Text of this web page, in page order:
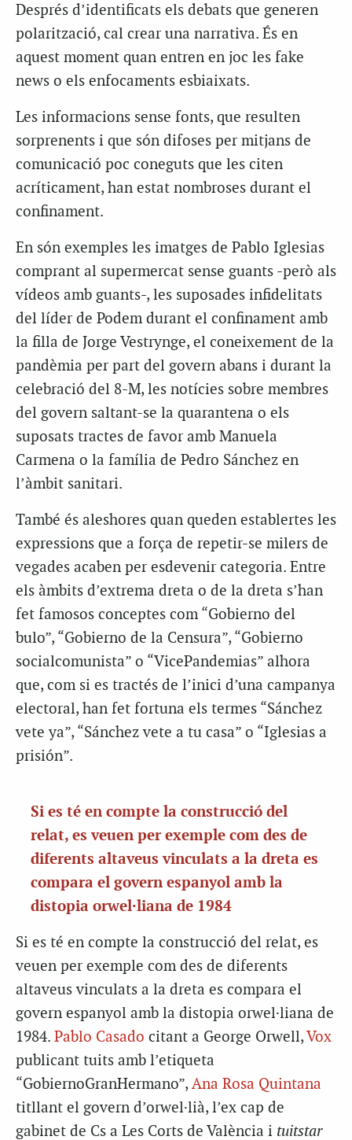
Després d’identificats els debats que generen
polarització, cal crear una narrativa. És en
aquest moment quan entren en joc les fake
news o els enfocaments esbiaixats.
Les informacions sense fonts, que resulten
sorprenents i que són difoses per mitjans de
comunicació poc coneguts que les citen
acríticament, han estat nombroses durant el
confinament.
En són exemples les imatges de Pablo Iglesias
comprant al supermercat sense guants -però als
vídeos amb guants-, les suposades infidelitats
del líder de Podem durant el confinament amb
la filla de Jorge Vestrynge, el coneixement de la
pandèmia per part del govern abans i durant la
celebració del 8-M, les notícies sobre membres
del govern saltant-se la quarantena o els
suposats tractes de favor amb Manuela
Carmena o la família de Pedro Sánchez en
l’àmbit sanitari.
També és aleshores quan queden establertes les
expressions que a força de repetir-se milers de
vegades acaben per esdevenir categoria. Entre
els àmbits d’extrema dreta o de la dreta s’han
fet famosos conceptes com “Gobierno del
bulo”, “Gobierno de la Censura”, “Gobierno
socialcomunista” o “VicePandemias” alhora
que, com si es tractés de l’inici d’una campanya
electoral, han fet fortuna els termes “Sánchez
vete ya”, “Sánchez vete a tu casa” o “Iglesias a
prisión”.
Si es té en compte la construcció del
relat, es veuen per exemple com des de
diferents altaveus vinculats a la dreta es
compara el govern espanyol amb la
distopia orwel·liana de 1984
Si es té en compte la construcció del relat, es
veuen per exemple com des de diferents
altaveus vinculats a la dreta es compara el
govern espanyol amb la distopia orwel·liana de
1984. Pablo Casado citant a George Orwell,Vox
publicant tuits amb l’etiqueta
“GobiernoGranHermano”, Ana Rosa Quintana
titllant el govern d’orwel·lià, l’ex cap de
gabinet de Cs a Les Corts de València i tuitstar